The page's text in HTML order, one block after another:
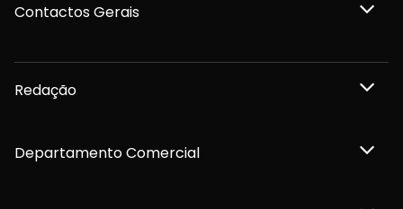
Contactos Gerais
Redação
Departamento Comercial